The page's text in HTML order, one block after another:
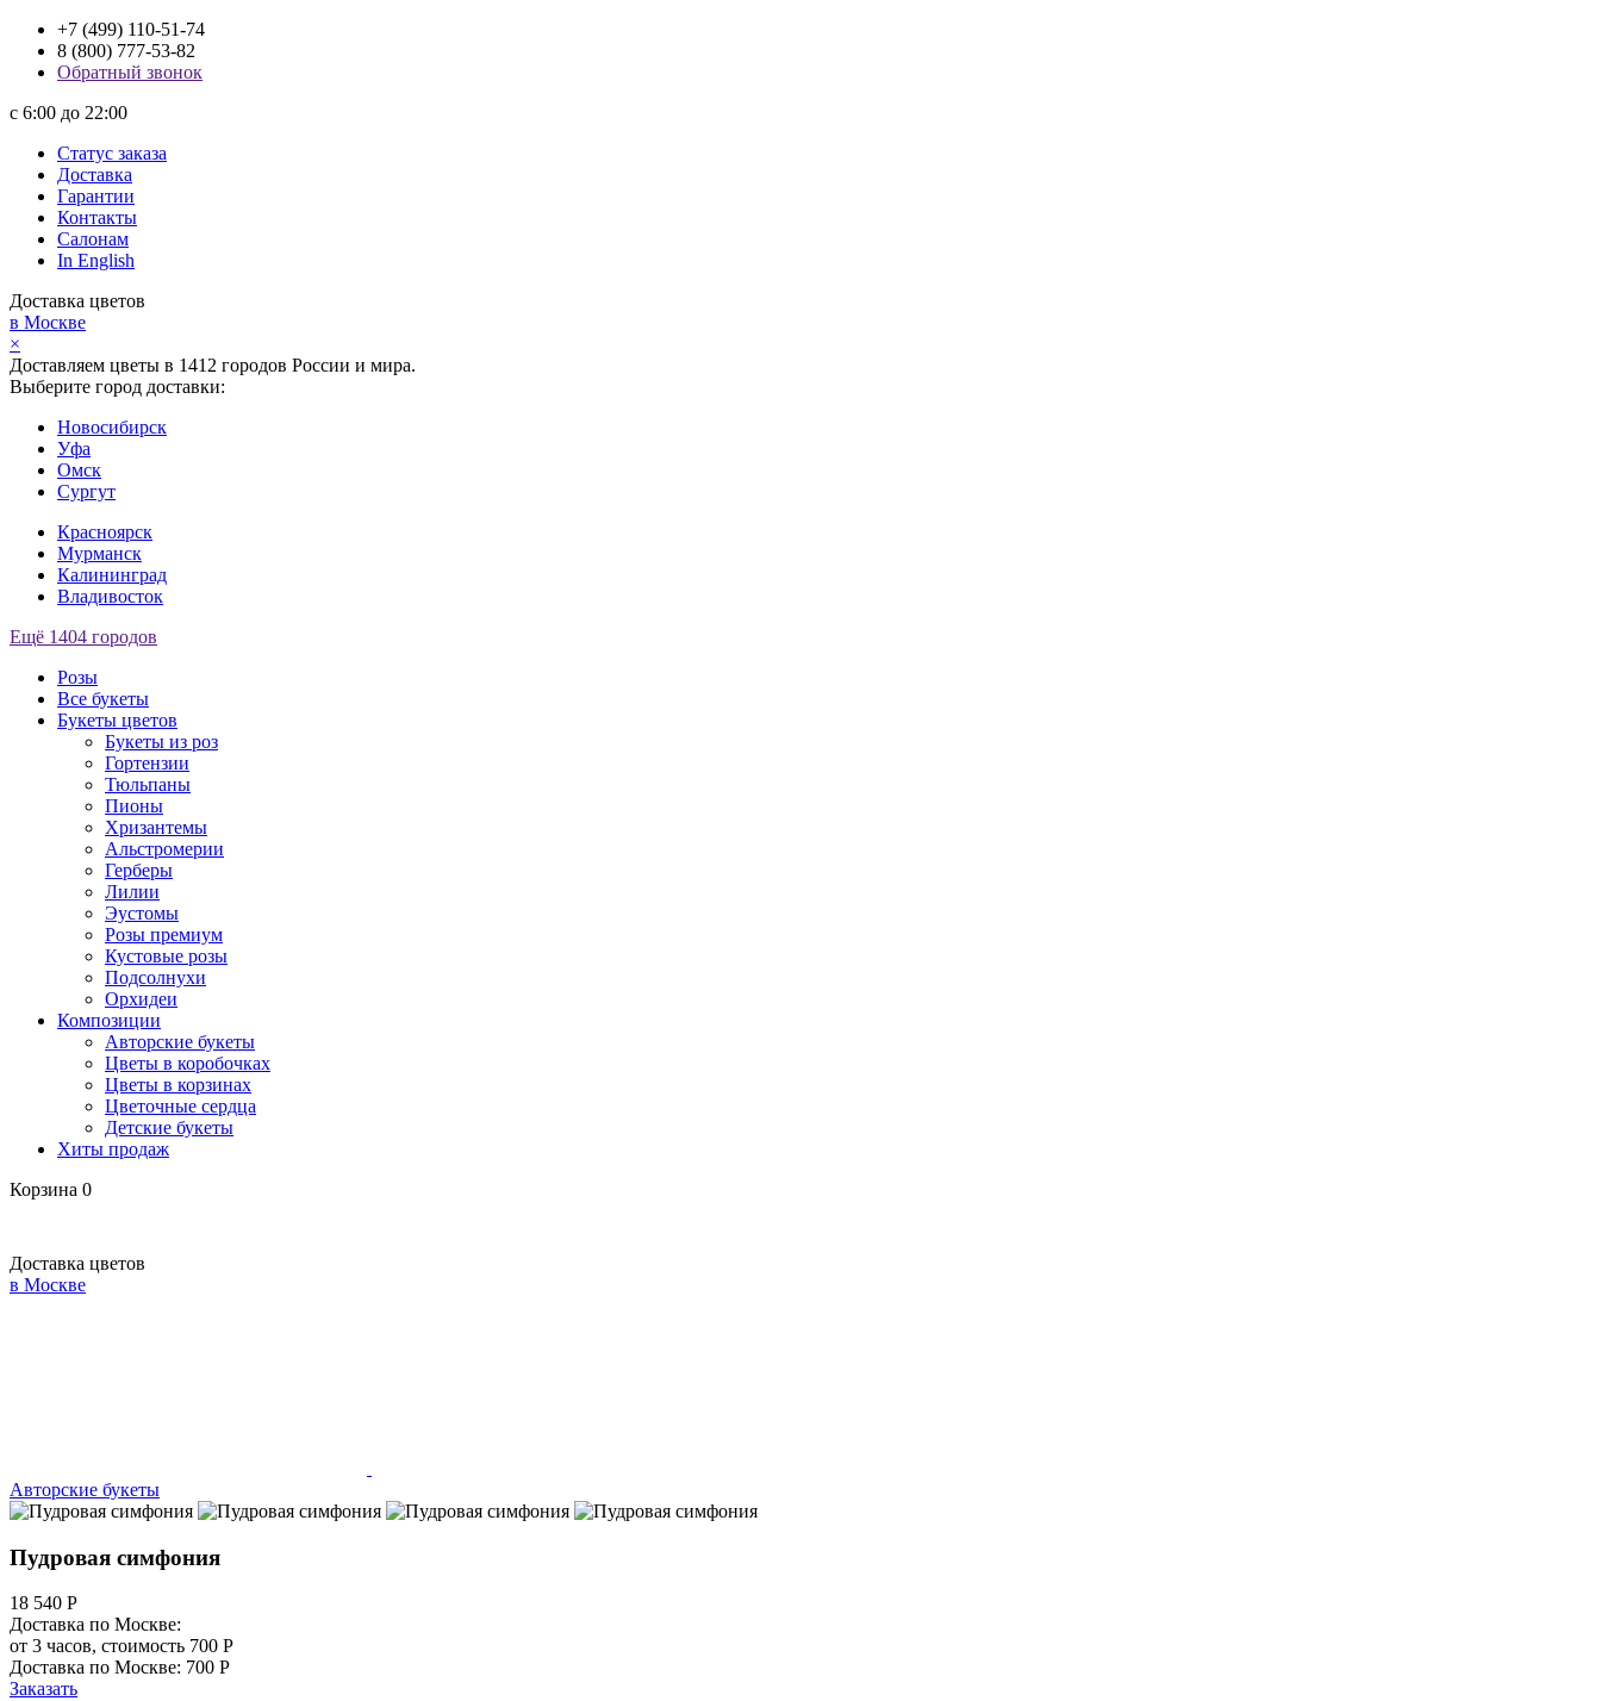
+7 (499) 110-51-74
8 (800) 777-53-82
Обратный звонок
с 6:00 до 22:00
Статус заказа
Доставка
Гарантии
Контакты
Салонам
In English
Доставка цветов
в Москве
×
Доставляем цветы в 1412 городов России и мира.
Выберите город доставки:
Новосибирск
Уфа
Омск
Сургут
Красноярск
Мурманск
Калининград
Владивосток
Ещё 1404 городов
Розы
Все букеты
Букеты цветов
Букеты из роз
Гортензии
Тюльпаны
Пионы
Хризантемы
Альстромерии
Герберы
Лилии
Эустомы
Розы премиум
Кустовые розы
Подсолнухи
Орхидеи
Композиции
Авторские букеты
Цветы в коробочках
Цветы в корзинах
Цветочные сердца
Детские букеты
Хиты продаж
Корзина 0
Доставка цветов
в Москве
Авторские букеты
Пудровая симфония
18 540 Р
Доставка по Москве:
от 3 часов, стоимость 700 Р
Доставка по Москве: 700 Р
Заказать